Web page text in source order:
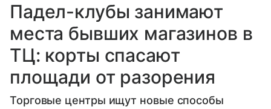
Падел-клубы занимают
места бывших магазинов в
ТЦ: корты спасают
площади от разорения
Торговые центры ищут новые способы